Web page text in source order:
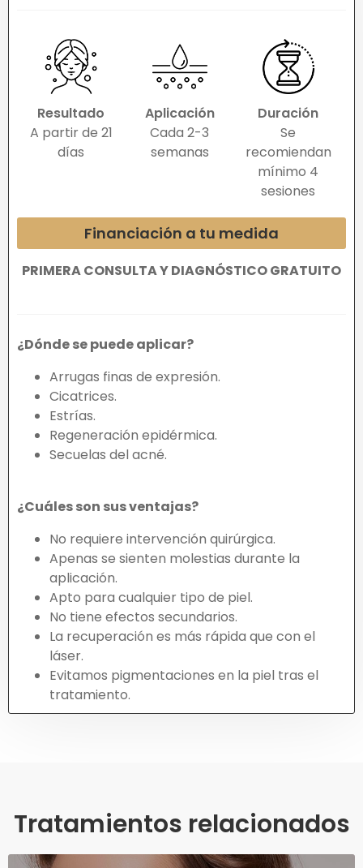
Resultado
A partir de 21
días
Aplicación
Cada 2-3
semanas
Duración
Se
recomiendan
mínimo 4
sesiones
Financiación a tu medida
PRIMERA CONSULTA Y DIAGNÓSTICO GRATUITO
¿Dónde se puede aplicar?
Arrugas finas de expresión.
Cicatrices.
Estrías.
Regeneración epidérmica.
Secuelas del acné.
¿Cuáles son sus ventajas?
No requiere intervención quirúrgica.
Apenas se sienten molestias durante la
aplicación.
Apto para cualquier tipo de piel.
No tiene efectos secundarios.
La recuperación es más rápida que con el
láser.
Evitamos pigmentaciones en la piel tras el
tratamiento.
Tratamientos relacionados